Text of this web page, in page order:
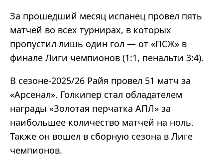
За прошедший месяц испанец провел пять
матчей во всех турнирах, в которых
пропустил лишь один гол — от «ПСЖ» в
финале Лиги чемпионов (1:1, пенальти 3:4).
В сезоне-2025/26 Райя провел 51 матч за
«Арсенал». Голкипер стал обладателем
награды «Золотая перчатка АПЛ» за
наибольшее количество матчей на ноль.
Также он вошел в сборную сезона в Лиге
чемпионов.